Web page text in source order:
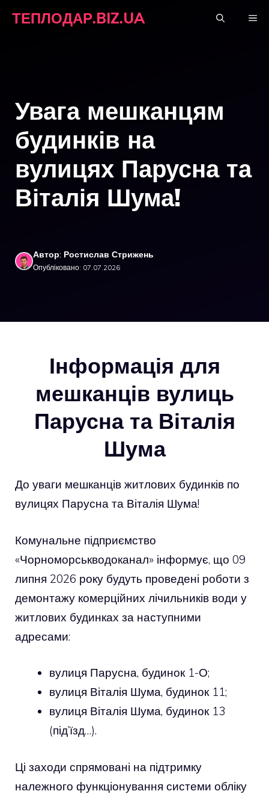
ТЕПЛОДАР.BIZ.UA
Увага мешканцям
будинків на
вулицях Парусна та
Віталія Шума!
Автор: Ростислав Стрижень
Опубліковано: 07.07.2026
Інформація для
мешканців вулиць
Парусна та Віталія
Шума
До уваги мешканців житлових будинків по
вулицях Парусна та Віталія Шума!
Комунальне підприємство
«Чорноморськводоканал» інформує, що 09
липня 2026 року будуть проведені роботи з
демонтажу комерційних лічильників води у
житлових будинках за наступними
адресами:
вулиця Парусна, будинок 1-О;
вулиця Віталія Шума, будинок 11;
вулиця Віталія Шума, будинок 13
(під’їзд…).
Ці заходи спрямовані на підтримку
належного функціонування системи обліку